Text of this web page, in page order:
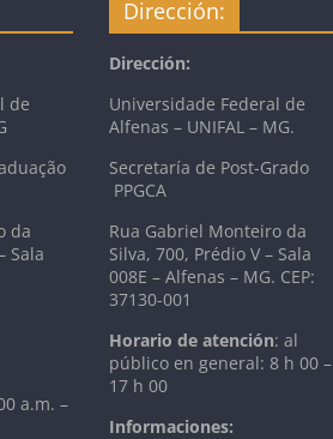
de
da
Sala
a.m. –
Dirección:
Dirección:
Universidade Federal de
Alfenas – UNIFAL – MG.
Secretaría de Post-Grado
PPGCA
Rua Gabriel Monteiro da
Silva, 700, Prédio V – Sala
008E – Alfenas – MG. CEP:
37130-001
Horario de atención: al
público en general: 8 h 00 –
17 h 00
Informaciones: